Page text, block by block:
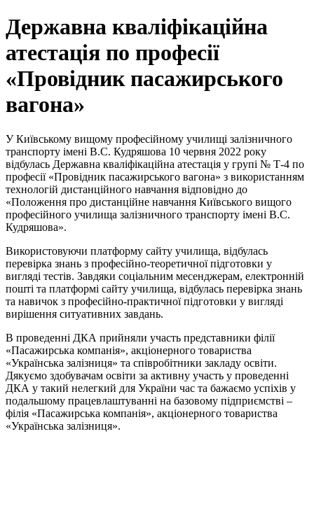
Державна кваліфікаційна
атестація по професії
«Провідник пасажирського
вагона»
У Київському вищому професійному училищі залізничного
транспорту імені В.С. Кудряшова 10 червня 2022 року
відбулась Державна кваліфікаційна атестація у групі № Т-4 по
професії «Провідник пасажирського вагона» з використанням
технологій дистанційного навчання відповідно до
«Положення про дистанційне навчання Київського вищого
професійного училища залізничного транспорту імені В.С.
Кудряшова».
Використовуючи платформу сайту училища, відбулась
перевірка знань з професійно-теоретичної підготовки у
вигляді тестів. Завдяки соціальним месенджерам, електронній
пошті та платформі сайту училища, відбулась перевірка знань
та навичок з професійно-практичної підготовки у вигляді
вирішення ситуативних завдань.
В проведенні ДКА прийняли участь представники філії
«Пасажирська компанія», акціонерного товариства
«Українська залізниця» та співробітники закладу освіти.
Дякуємо здобувачам освіти за активну участь у проведенні
ДКА у такий нелегкий для України час та бажаємо успіхів у
подальшому працевлаштуванні на базовому підприємстві –
філія «Пасажирська компанія», акціонерного товариства
«Українська залізниця».